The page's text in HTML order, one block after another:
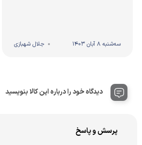
سه‌شنبه 8 آبان 1403 جلال شهبازی
دیدگاه خود را درباره این کالا بنویسید
پرسش و پاسخ